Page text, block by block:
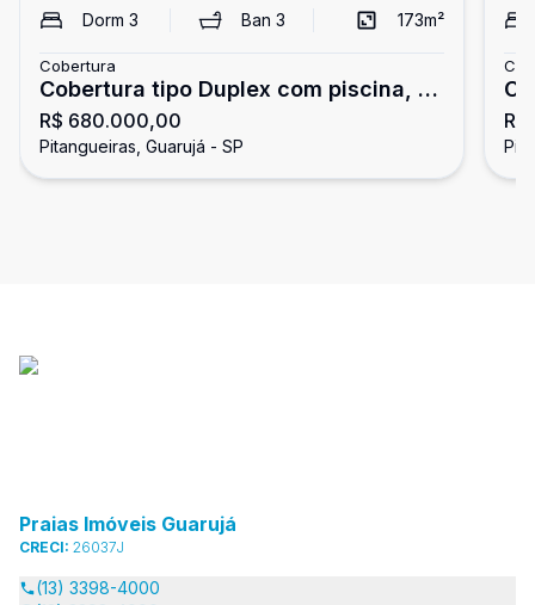
Dorm 3 Ban3 173m²
Cobertura
Cobertura tipo Duplex com piscina, 3
dormitórios, Pitangueiras, Guarujá
R$ 680.000,00
Pitangueiras, Guarujá - SP
Praias Imóveis Guarujá
CRECI: 26037J
(13) 3398-4000